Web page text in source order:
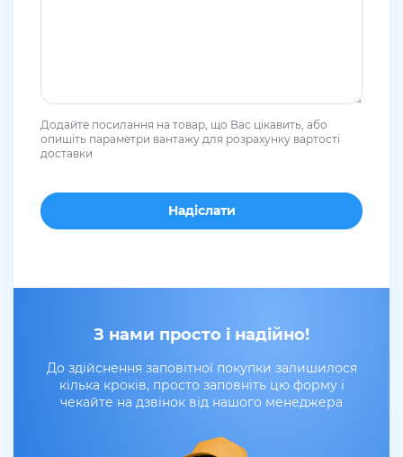
З нами просто і надійно!
До здійснення заповітної покупки залишилося
кілька кроків, просто заповніть цю форму і
чекайте на дзвінок від нашого менеджера
Додайте посилання на товар, що Вас цікавить, або
опишіть параметри вантажу для розрахунку вартості
доставки